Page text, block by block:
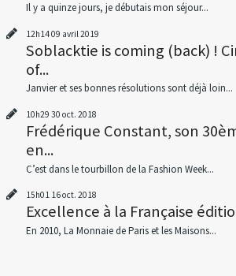
Il y a quinze jours, je débutais mon séjour...
12h1409 avril 2019
Soblacktie is coming (back) !
of...
Janvier et ses bonnes résolutions sont déjà loin...
10h29 30 oct. 2018
Frédérique Constant, son
en...
C’est dans le tourbillon de la Fashion Week...
15h01 16oct. 2018
Excellence à la Française
En 2010, La Monnaie de Paris et les Maisons...